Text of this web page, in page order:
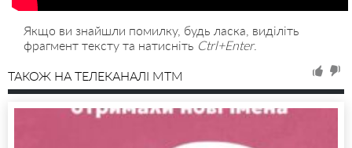
Якщо ви знайшли помилку, будь ласка, виділіть
фрагмент тексту та натисніть Ctrl+Enter.
ТАКОЖ НА ТЕЛЕКАНАЛІ MTM